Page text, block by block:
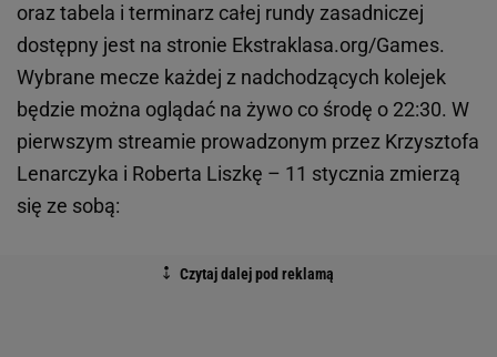
oraz tabela i terminarz całej rundy zasadniczej
dostępny jest na stronie Ekstraklasa.org/Games.
Wybrane mecze każdej z nadchodzących kolejek
będzie można oglądać na żywo co środę o 22:30. W
pierwszym streamie prowadzonym przez Krzysztofa
Lenarczyka i Roberta Liszkę – 11 stycznia zmierzą
się ze sobą: